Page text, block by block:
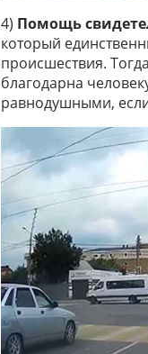
4) Помощь
который
происшествия.
благодарна
равнодушными,